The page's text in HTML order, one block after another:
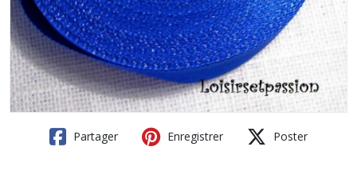
Partager Enregistrer Poster